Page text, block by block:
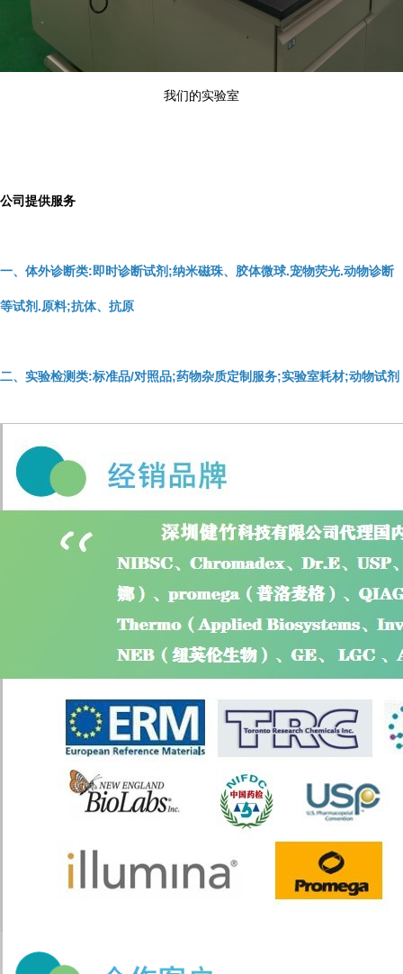
我们的实验室
公司提供服务
一、体外诊断类:即时诊断试剂;纳米磁珠、胶体微球.宠物荧光.动物诊断
等试剂.原料;抗体、抗原
二、实验检测类:标准品/对照品;药物杂质定制服务;实验室耗材;动物试剂